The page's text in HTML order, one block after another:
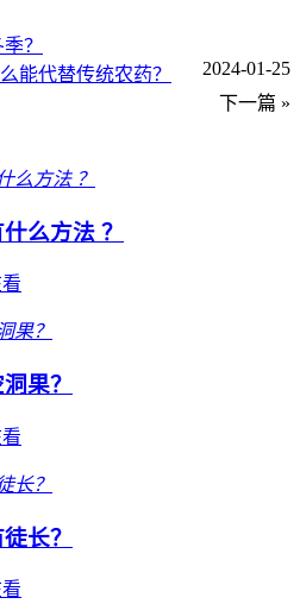
？
2024-01-25
能代替传统农药？
下一篇 »
么方法 ？
果？
长？